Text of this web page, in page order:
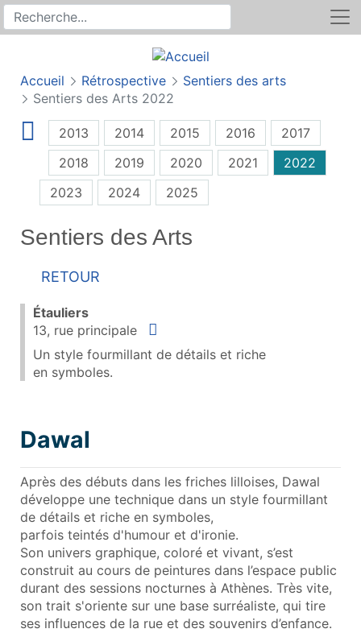
Recherche sur le site
Rechercher
Accueil Rétrospective
Sentiers des arts
Sentiers des Arts 2022
2013 2014 2015 2016
2017
2018
2019 2020 2021
2022
2023
2024 2025
Sentiers des Arts
Retour
Étauliers
13, rue principale
Situer
Un style fourmillant de détails et riche
en symboles.
Dawal
Après des débuts dans les friches lilloises, Dawal
développe une technique dans un style fourmillant
de détails et riche en symboles,
parfois teintés d'humour et d'ironie.
Son univers graphique, coloré et vivant, s’est
construit au cours de peintures dans l’espace public
durant des sessions nocturnes à Athènes. Très vite,
son trait s'oriente sur une base surréaliste, qui tire
ses influences de la rue et des souvenirs d’enfance.